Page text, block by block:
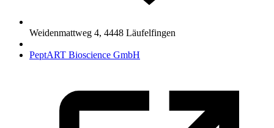
Weidenmattweg 4, 4448 Läufelfingen
PeptART Bioscience GmbH